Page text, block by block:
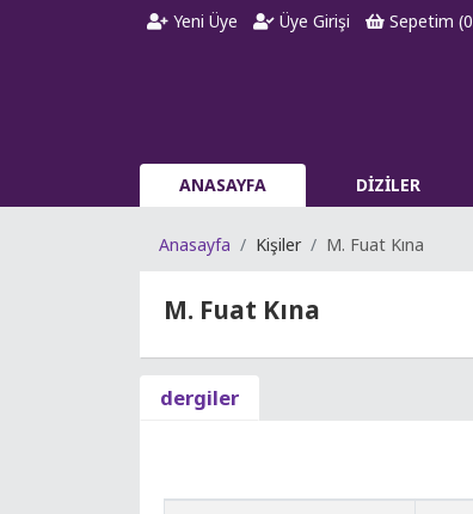
Yeni Üye Üye Girişi Sepetim (0
ANASAYFA DİZİLER
Anasayfa Kişiler M. Fuat Kına
M. Fuat Kına
dergiler